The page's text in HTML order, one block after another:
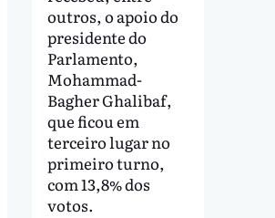
outros, o apoio do
presidente do
Parlamento,
Mohammad-
Bagher Ghalibaf,
que ficou em
terceiro lugar no
primeiro turno,
com 13,8% dos
votos.